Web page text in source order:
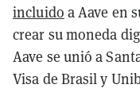
incluido a Aave en
crear su moneda
Aave se unió a
Visa de Brasil y